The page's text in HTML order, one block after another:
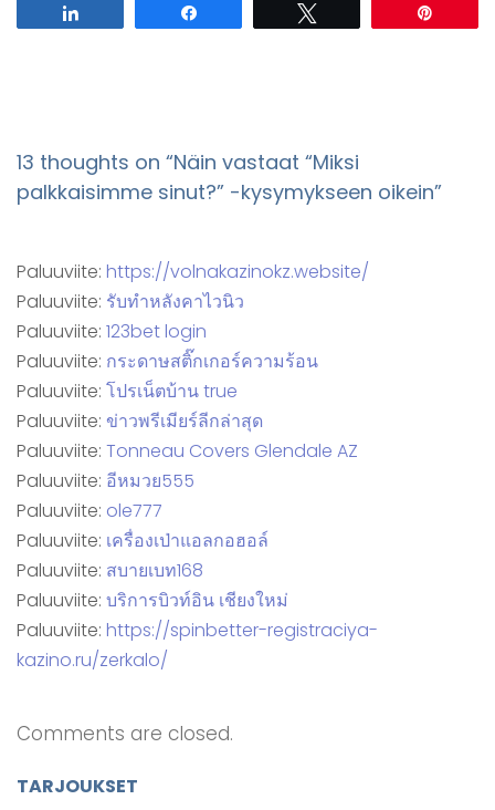
13 thoughts on “Näin vastaat “Miksi
palkkaisimme sinut?” -kysymykseen oikein”
Paluuviite: https://volnakazinokz.website/
Paluuviite: รับทำหลังคาไวนิว
Paluuviite: 123bet login
Paluuviite: กระดาษสติ๊กเกอร์ความร้อน
Paluuviite: โปรเน็ตบ้าน true
Paluuviite: ข่าวพรีเมียร์ลีกล่าสุด
Paluuviite: Tonneau Covers Glendale AZ
Paluuviite: อีหมวย555
Paluuviite: ole777
Paluuviite: เครื่องเป่าแอลกอฮอล์
Paluuviite: สบายเบท168
Paluuviite: บริการบิวท์อิน เชียงใหม่
Paluuviite: https://spinbetter-registraciya-
kazino.ru/zerkalo/
Comments are closed.
TARJOUKSET